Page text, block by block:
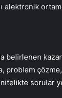
elektronik
belirlenen
problem
sorular